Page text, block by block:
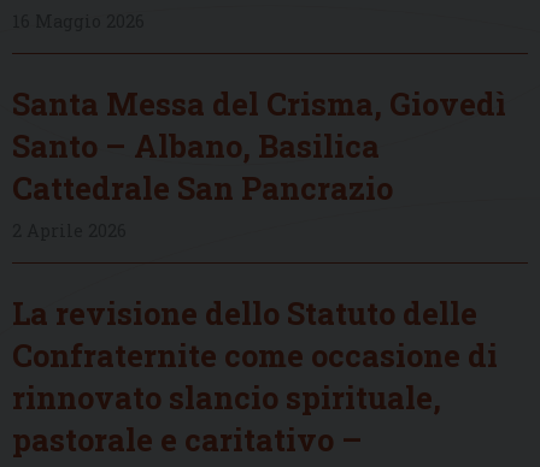
Santa Messa del Crisma, Giovedì
Santo – Albano, Basilica
Cattedrale San Pancrazio
La revisione dello Statuto delle
Confraternite come occasione di
rinnovato slancio spirituale,
pastorale e caritativo –